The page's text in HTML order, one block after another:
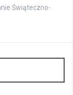
Świąteczno-